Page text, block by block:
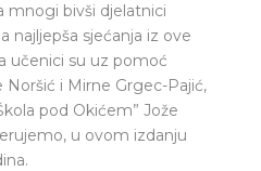
mnogi bivši djelatnici
najljepša sjećanja iz ove
učenici su uz pomoć
Noršić i Mirne Grgec-Pajić,
pod Okićem” Jože
u ovom izdanju